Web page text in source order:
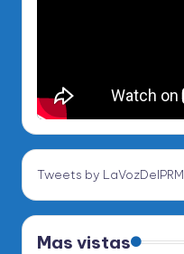
Tweets by LaVozDelPRM
Mas vistas